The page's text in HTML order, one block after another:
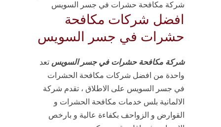
شركة مكافحة حشرات في جسر السويس
افضل شركات مكافحة
حشرات في جسر السويس
شركة مكافحة حشرات في جسر السويس تعد
واحدة من افضل شركات مكافحة الحشرات
في جسر السويس على الاطلاق ، تقدم شركة
الالمانية بلس خدمات مكافحة الحشرات و
القوارض و الزواحف بكفاءة عالية و بارخص